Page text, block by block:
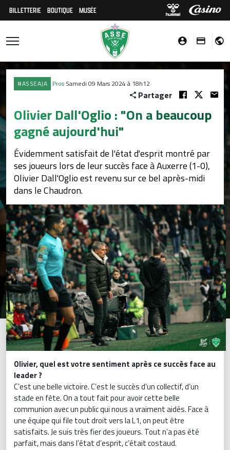
BILLETTERIE BOUTIQUE MUSÉE
#ASSEAJA Pros Samedi 09 Mars 2024 à 18h12
Partager
Olivier Dall'Oglio : "On a beaucoup
gagné aujourd'hui"
Évidemment satisfait de l'état d'esprit montré par
ses joueurs lors de leur succès face à Auxerre (1-0),
Olivier Dall'Oglio est revenu sur ce bel après-midi
dans le Chaudron.
Olivier, quel est votre sentiment après ce succès face au
leader ?
C’est une belle victoire. C’est le succès d’un collectif, d’un
stade en fête. On a tout fait pour avoir cette belle
communion avec un public qui nous a vraiment aidés. Face à
une équipe qui file tout droit vers la L1, on peut être
satisfaits. Je suis très fier des joueurs. Tout n’a pas été
parfait, mais dans l’état d’esprit, c’était costaud.